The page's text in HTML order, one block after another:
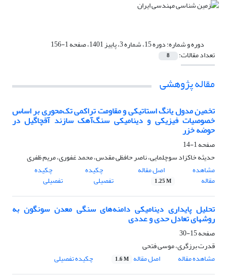
دوره و شماره:دوره 15، شماره 3، پاییز 1401، صفحه 1-156
تعداد مقالات: 8
مقاله پژوهشی
تخمین مدول یانگ استاتیکی و مقاومت تراکمی تک‌محوری بر اساس
خصوصیات فیزیکی و دینامیکی سنگ‌آهک سازند آقچاگیل در
حوضه خزر
صفحه1-14
حدیثه خاکزاد سوچلمایی، ناصر حافظی مقدس، محمد غفوری، مریم ظفری
مشاهده
مقاله
اصل مقاله
1.25 M
چکیده
تفصیلی
چکیده
تفصیلی
تحلیل پایداری دینامیکی دامنه‌های سنگی معدن سونگون به
روشهای تعادل حدی و عددی
صفحه15-30
قدرت برزگری، موسی فتحی
مشاهده مقاله
اصل مقاله 1.6 M چکیده تفصیلی